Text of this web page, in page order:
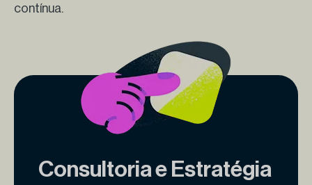
contínua.
Consultoria e Estratégia